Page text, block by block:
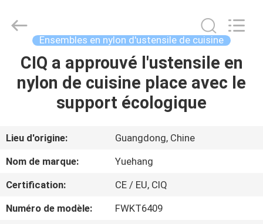
MAISON
PRODUITS
AU
SUJET
DE
silicone
Fournisseur.
Guangzhou
Ensembles en nylon d'ustensile de cuisine
CIQ a approuvé l'ustensile en
nylon de cuisine place avec le
support écologique
Lieu d'origine:
Guangdong, Chine
Nom de marque:
Yuehang
Certification:
CE / EU, CIQ
Numéro de modèle:
FWKT6409